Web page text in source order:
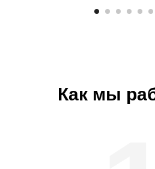
Как мы